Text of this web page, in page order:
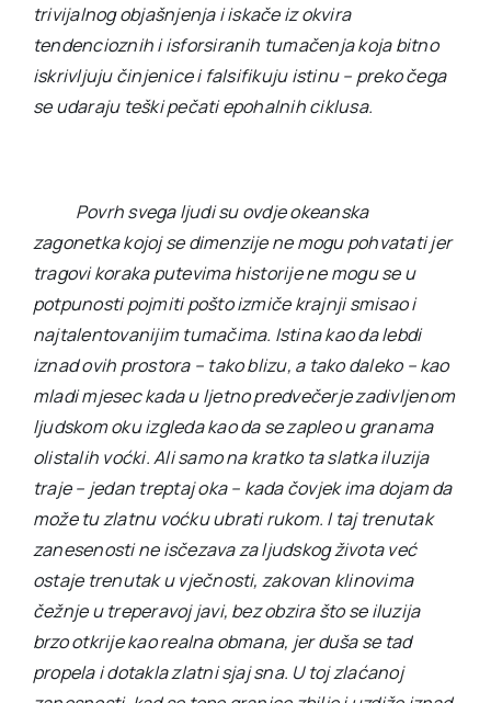
trivijalnog objašnjenja i iskače iz okvira
tendencioznih i isforsiranih tumačenja koja bitno
iskrivljuju činjenice i falsifikuju istinu – preko čega
se udaraju teški pečati epohalnih ciklusa.
Povrh svega ljudi su ovdje okeanska
zagonetka kojoj se dimenzije ne mogu pohvatati jer
tragovi koraka putevima historije ne mogu se u
potpunosti pojmiti pošto izmiče krajnji smisao i
najtalentovanijim tumačima. Istina kao da lebdi
iznad ovih prostora – tako blizu, a tako daleko – kao
mladi mjesec kada u ljetno predvečerje zadivljenom
ljudskom oku izgleda kao da se zapleo u granama
olistalih voćki. Ali samo na kratko ta slatka iluzija
traje – jedan treptaj oka – kada čovjek ima dojam da
može tu zlatnu voćku ubrati rukom. I taj trenutak
zanesenosti ne isčezava za ljudskog života već
ostaje trenutak u vječnosti, zakovan klinovima
čežnje u treperavoj javi, bez obzira što se iluzija
brzo otkrije kao realna obmana, jer duša se tad
propela i dotakla zlatni sjaj sna. U toj zlaćanoj